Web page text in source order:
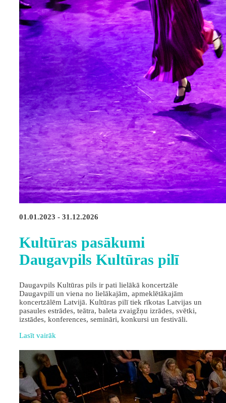
01.01.2023 - 31.12.2026
Kultūras pasākumi
Daugavpils Kultūras pilī
Daugavpils Kultūras pils ir pati lielākā koncertzāle
Daugavpilī un viena no lielākajām, apmeklētākajām
koncertzālēm Latvijā. Kultūras pilī tiek rīkotas Latvijas un
pasaules estrādes, teātra, baleta zvaigžņu izrādes, svētki,
izstādes, konferences, semināri, konkursi un festivāli.
Lasīt vairāk